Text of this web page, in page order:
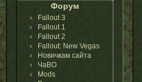
Форум
Fallout 3
Fallout 1
Fallout 2
Fallout: New Vegas
Новичкам сайта
ЧаВО
Mods